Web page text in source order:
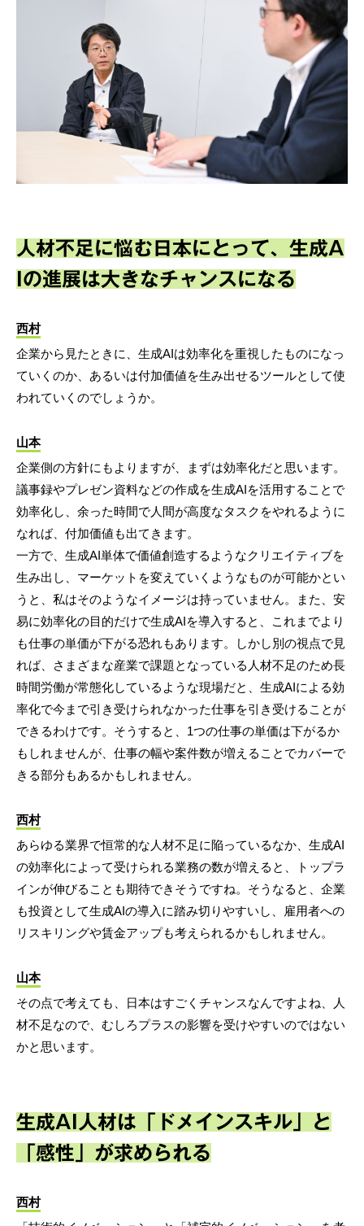
人材不足に悩む日本にとって、生成A
Iの進展は大きなチャンスになる
西村
企業から見たときに、生成AIは効率化を重視したものになっ
ていくのか、あるいは付加価値を生み出せるツールとして使
われていくのでしょうか。
山本
企業側の方針にもよりますが、まずは効率化だと思います。
議事録やプレゼン資料などの作成を生成AIを活用することで
効率化し、余った時間で人間が高度なタスクをやれるように
なれば、付加価値も出てきます。
一方で、生成AI単体で価値創造するようなクリエイティブを
生み出し、マーケットを変えていくようなものが可能かとい
うと、私はそのようなイメージは持っていません。また、安
易に効率化の目的だけで生成AIを導入すると、これまでより
も仕事の単価が下がる恐れもあります。しかし別の視点で見
れば、さまざまな産業で課題となっている人材不足のため長
時間労働が常態化しているような現場だと、生成AIによる効
率化で今まで引き受けられなかった仕事を引き受けることが
できるわけです。そうすると、1つの仕事の単価は下がるか
もしれませんが、仕事の幅や案件数が増えることでカバーで
きる部分もあるかもしれません。
西村
あらゆる業界で恒常的な人材不足に陥っているなか、生成AI
の効率化によって受けられる業務の数が増えると、トップラ
インが伸びることも期待できそうですね。そうなると、企業
も投資として生成AIの導入に踏み切りやすいし、雇用者への
リスキリングや賃金アップも考えられるかもしれません。
山本
その点で考えても、日本はすごくチャンスなんですよね、人
材不足なので、むしろプラスの影響を受けやすいのではない
かと思います。
生成AI人材は「ドメインスキル」と
「感性」が求められる
西村